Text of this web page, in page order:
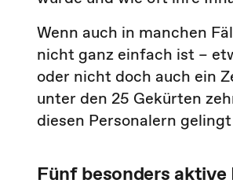
Wenn auch in manchen
nicht ganz einfach ist –
oder nicht doch auch ein
unter den 25 Gekürten
diesen Personalern
Fünf besonders